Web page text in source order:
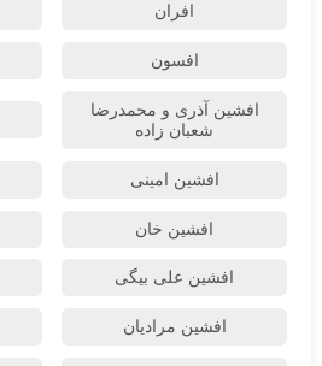
افران
افسون
افشین آذری و محمدرضا
شعبان زاده
افشین امینی
افشین خان
افشین علی بیگی
افشین مرادیان